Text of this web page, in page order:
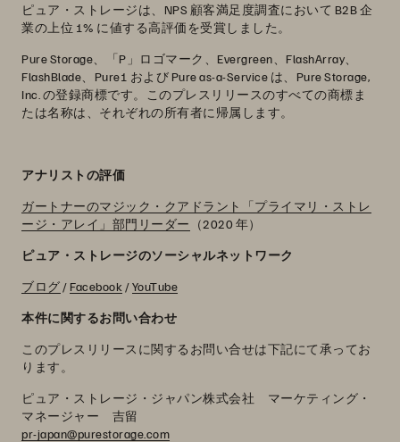
ピュア・ストレージは、NPS 顧客満足度調査において B2B 企
業の上位 1% に値する高評価を受賞しました。
Pure Storage、「P」ロゴマーク、Evergreen、FlashArray、
FlashBlade、Pure1 および Pure as-a-Service は、Pure Storage,
Inc. の登録商標です。このプレスリリースのすべての商標ま
たは名称は、それぞれの所有者に帰属します。
アナリストの評価
ガートナーのマジック・クアドラント「プライマリ・ストレ
ージ・アレイ」部門リーダー （2020 年）
ピュア・ストレージのソーシャルネットワーク
ブログ / Facebook /YouTube
本件に関するお問い合わせ
このプレスリリースに関するお問い合せは下記にて承ってお
ります。
ピュア・ストレージ・ジャパン株式会社 マーケティング・
マネージャー 吉留
pr-japan@purestorage.com